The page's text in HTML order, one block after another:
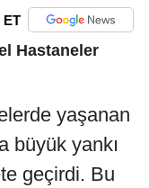
ET
Hastaneler
yaşanan
büyük yankı
geçirdi. Bu